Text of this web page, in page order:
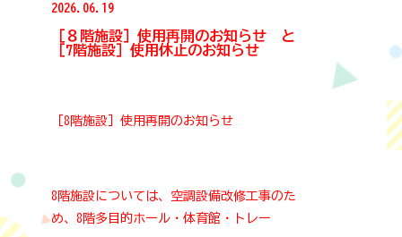
2026.06.19
［８階施設］使用再開のお知らせ と
［7階施設］使用休止のお知らせ
［8階施設］使用再開のお知らせ
8階施設については、空調設備改修工事のた
め、8階多目的ホール・体育館・トレー
よかセンター鹿児島